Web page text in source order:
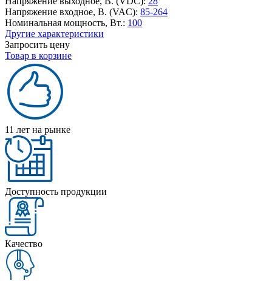
Напряжение входное, В. (VAC): 85-264
Номинальная мощность, Вт.: 100
Другие характеристики
Запросить цену
Товар в корзине
11 лет на рынке
Доступность продукции
Качество